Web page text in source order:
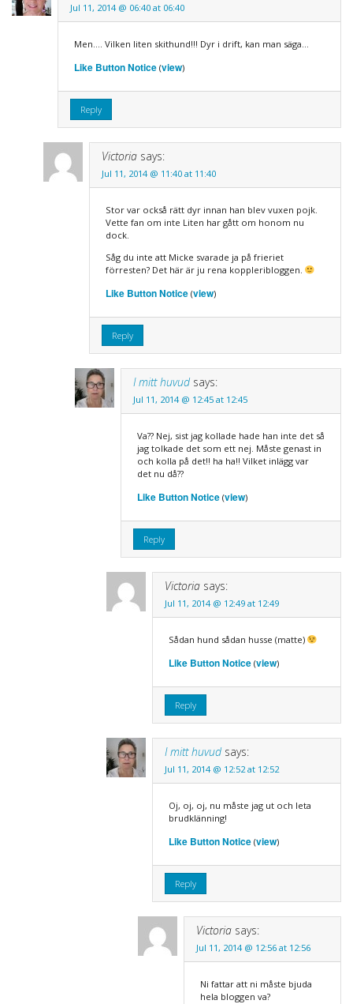
Jul 11, 2014 @ 06:40 at 06:40
Men…. Vilken liten skithund!!! Dyr i drift, kan man säga…
Like Button Notice(view)
Reply
Victoria says:
Jul 11, 2014 @ 11:40 at 11:40
Stor var också rätt dyr innan han blev vuxen pojk.
Vette fan om inte Liten har gått om honom nu
dock.
Såg du inte att Micke svarade ja på frieriet
förresten? Det här är ju rena koppleribloggen.
Like Button Notice(view)
Reply
I mitt huvud says:
Jul 11, 2014 @ 12:45 at 12:45
Va?? Nej, sist jag kollade hade han inte det så
jag tolkade det som ett nej. Måste genast in
och kolla på det!! ha ha!! Vilket inlägg var
det nu då??
Like Button Notice(view)
Reply
Victoria says:
Jul 11, 2014 @ 12:49 at 12:49
Sådan hund sådan husse (matte)
Like Button Notice(view)
Reply
I mitt huvud says:
Jul 11, 2014 @ 12:52 at 12:52
Oj, oj, oj, nu måste jag ut och leta
brudklänning!
Like Button Notice(view)
Reply
Victoria says:
Jul 11, 2014 @ 12:56 at 12:56
Ni fattar att ni måste bjuda
hela bloggen va?